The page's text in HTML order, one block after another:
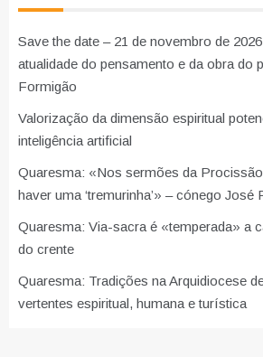
Save the date – 21 de novembro de
atualidade do pensamento e da obra do
Formigão
Valorização da dimensão espiritual
inteligência artificial
Quaresma: «Nos sermões da
haver uma ‘tremurinha’» – cónego José
Quaresma: Via-sacra é «temperada» a
do crente
Quaresma: Tradições na Arquidiocese
vertentes espiritual, humana e turística